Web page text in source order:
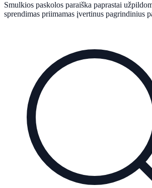
Smulkios paskolos paraiška paprastai
sprendimas priimamas įvertinus pagrindinius